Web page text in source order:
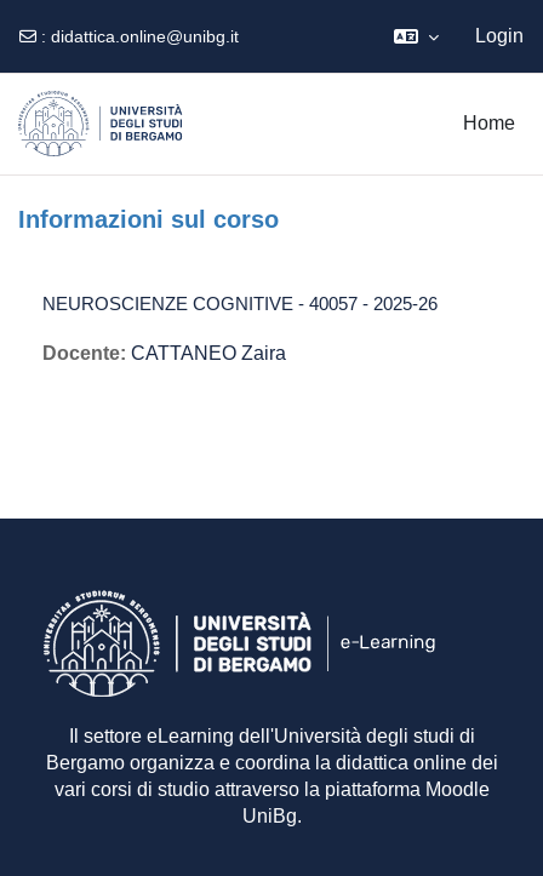
: didattica.online@unibg.it Login
Home
Informazioni sul corso
NEUROSCIENZE COGNITIVE - 40057 - 2025-26
Docente: CATTANEO Zaira
Il settore eLearning dell'Università degli studi di
Bergamo organizza e coordina la didattica online dei
vari corsi di studio attraverso la piattaforma Moodle
UniBg.